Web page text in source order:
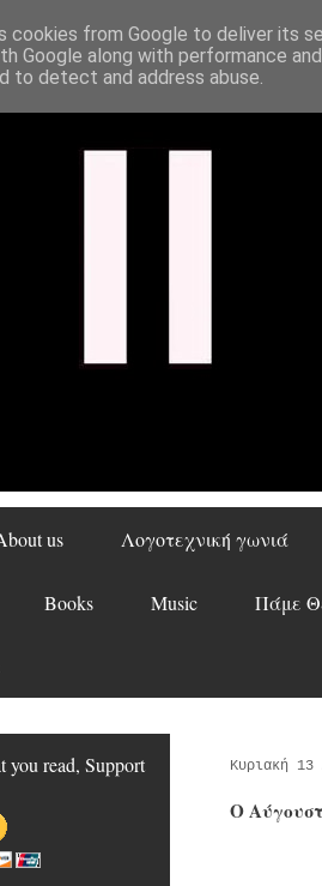
us Λογοτεχνική γωνιά
Books Music Πάμε
Κυριακή 13
Ο
you read, Support
cookies from Google to deliver its
Google along with performance
to detect and address abuse.